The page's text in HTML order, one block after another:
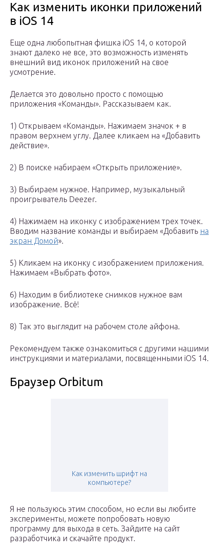
Как изменить иконки приложений
в iOS 14
Еще одна любопытная фишка iOS 14, о которой
знают далеко не все, это возможность изменять
внешний вид иконок приложений на свое
усмотрение.
Делается это довольно просто с помощью
приложения «Команды». Рассказываем как.
1) Открываем «Команды». Нажимаем значок + в
правом верхнем углу. Далее кликаем на «Добавить
действие».
2) В поиске набираем «Открыть приложение».
3) Выбираем нужное. Например, музыкальный
проигрыватель Deezer.
4) Нажимаем на иконку с изображением трех точек.
Вводим название команды и выбираем «Добавить на
экран Домой».
5) Кликаем на иконку с изображением приложения.
Нажимаем «Выбрать фото».
6) Находим в библиотеке снимков нужное вам
изображение. Всё!
8) Так это выглядит на рабочем столе айфона.
Рекомендуем также ознакомиться с другими нашими
инструкциями и материалами, посвященными iOS 14.
Браузер Orbitum
Как изменить шрифт на
компьютере?
Я не пользуюсь этим способом, но если вы любите
эксперименты, можете попробовать новую
программу для выхода в сеть. Зайдите на сайт
разработчика и скачайте продукт.